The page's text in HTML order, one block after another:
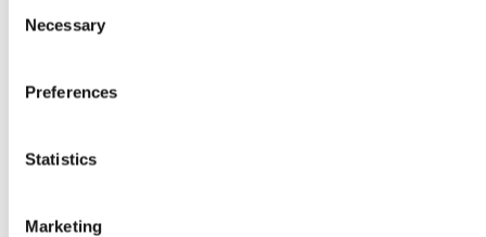
Selection
Necessary
Preferences
Statistics
Marketing